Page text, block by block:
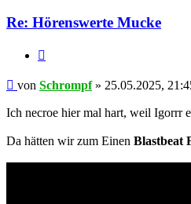
Re: Hörenswerte Mucke
Beitrag
von Schrompf» 25.05.2025,
Ich necroe hier mal hart, weil Igorrr
Da hätten wir zum Einen Blastbeat